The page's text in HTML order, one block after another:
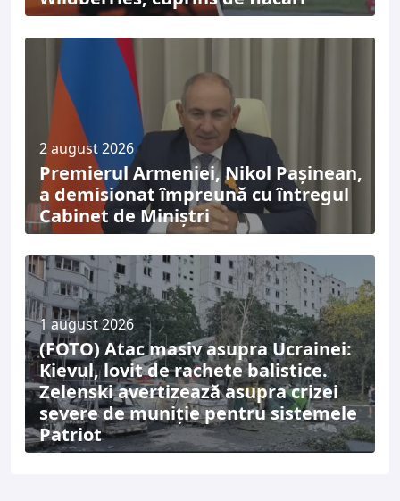
2 august 2026
Premierul Armeniei, Nikol Pașinean,
a demisionat împreună cu întregul
Cabinet de Miniștri
1 august 2026
(FOTO) Atac masiv asupra Ucrainei:
Kievul, lovit de rachete balistice.
Zelenski avertizează asupra crizei
severe de muniție pentru sistemele
Patriot